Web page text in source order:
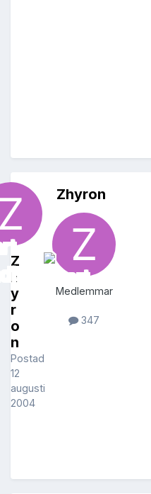
Z
h
y
r
o
n
Postad
12
augusti
2004
Zhyron
Medlemmar
347